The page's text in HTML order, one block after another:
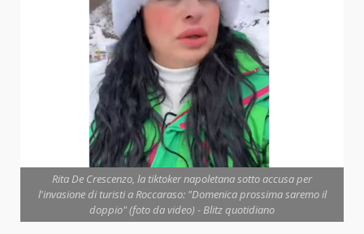
Rita De Crescenzo, la tiktoker napoletana sotto accusa per
l'invasione di turisti a Roccaraso: "Domenica prossima saremo il
doppio" (foto da video) - Blitz quotidiano